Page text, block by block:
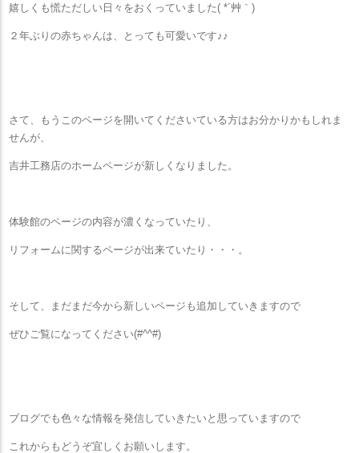
嬉しくも慌ただしい日々をおくっていました( *´艸｀)
２年ぶりの赤ちゃんは、とっても可愛いです♪♪
さて、もうこのページを開いてくださいている方はお分かりかもしれま
せんが、
吉井工務店のホームページが新しくなりました。
体験館のページの内容が濃くなっていたり、
リフォームに関するページが出来ていたり・・・。
そして、まだまだ今から新しいページも追加していきますので
ぜひご覧になってください(#^^#)
ブログでも色々な情報を発信していきたいと思っていますので
これからもどうぞ宜しくお願いします。